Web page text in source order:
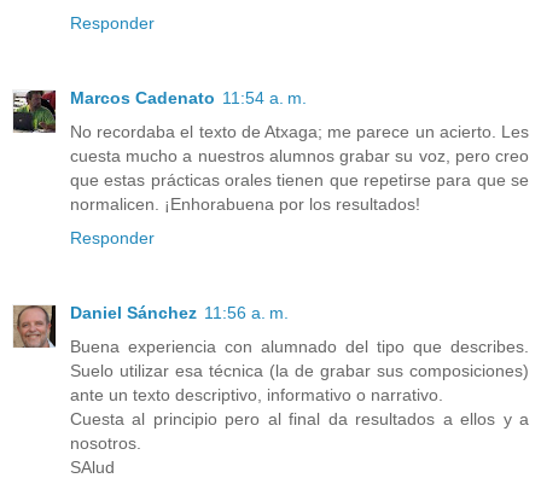
Responder
Marcos Cadenato 11:54 a. m.
No recordaba el texto de Atxaga; me parece un acierto. Les
cuesta mucho a nuestros alumnos grabar su voz, pero creo
que estas prácticas orales tienen que repetirse para que se
normalicen. ¡Enhorabuena por los resultados!
Responder
Daniel Sánchez 11:56 a. m.
Buena experiencia con alumnado del tipo que describes.
Suelo utilizar esa técnica (la de grabar sus composiciones)
ante un texto descriptivo, informativo o narrativo.
Cuesta al principio pero al final da resultados a ellos y a
nosotros.
SAlud